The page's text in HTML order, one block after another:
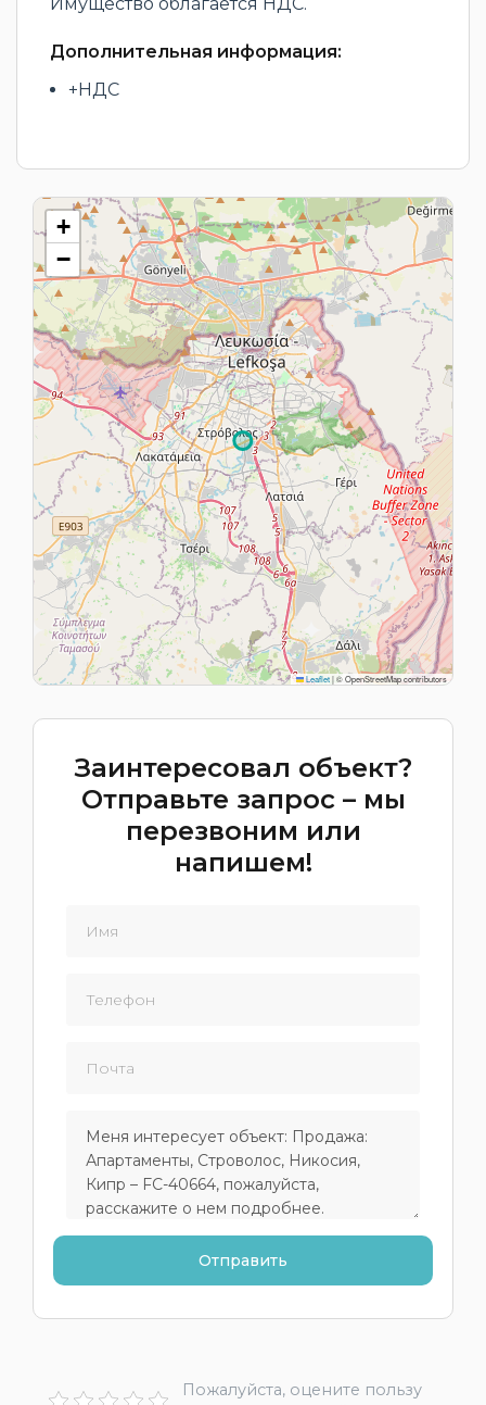
Дополнительная информация:
+НДС
+
−
Leaflet|© OpenStreetMap contributors
Заинтересовал объект?
Отправьте запрос – мы
перезвоним или
напишем!
Пожалуйста, оцените пользу